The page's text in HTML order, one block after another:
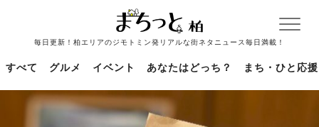
毎日更新！柏エリアのジモトミン発リアルな街ネタニュース毎日満載！
すべて グルメ イベント あなたはどっち？ まち・ひと応援